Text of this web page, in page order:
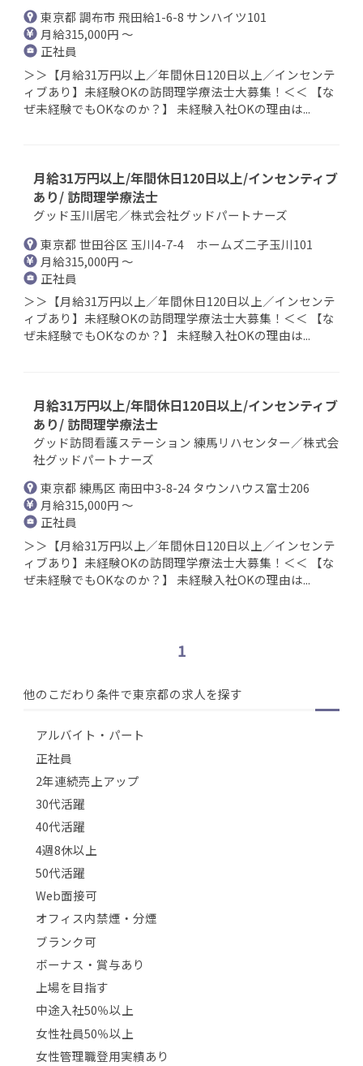
東京都 調布市 飛田給1-6-8 サンハイツ101
月給315,000円 ～
正社員
＞＞【月給31万円以上／年間休日120日以上／インセンテ
ィブあり】未経験OKの訪問理学療法士大募集！＜＜ 【な
ぜ未経験でもOKなのか？】 未経験入社OKの理由は...
月給31万円以上/年間休日120日以上/インセンティブ
あり/ 訪問理学療法士
グッド玉川居宅／株式会社グッドパートナーズ
東京都 世田谷区 玉川4-7-4 ホームズ二子玉川101
月給315,000円 ～
正社員
＞＞【月給31万円以上／年間休日120日以上／インセンテ
ィブあり】未経験OKの訪問理学療法士大募集！＜＜ 【な
ぜ未経験でもOKなのか？】 未経験入社OKの理由は...
月給31万円以上/年間休日120日以上/インセンティブ
あり/ 訪問理学療法士
グッド訪問看護ステーション 練馬リハセンター／株式会
社グッドパートナーズ
東京都 練馬区 南田中3-8-24 タウンハウス富士206
月給315,000円 ～
正社員
＞＞【月給31万円以上／年間休日120日以上／インセンテ
ィブあり】未経験OKの訪問理学療法士大募集！＜＜ 【な
ぜ未経験でもOKなのか？】 未経験入社OKの理由は...
1
他のこだわり条件で東京都の求人を探す
アルバイト・パート
正社員
2年連続売上アップ
30代活躍
40代活躍
4週8休以上
50代活躍
Web面接可
オフィス内禁煙・分煙
ブランク可
ボーナス・賞与あり
上場を目指す
中途入社50％以上
女性社員50％以上
女性管理職登用実績あり